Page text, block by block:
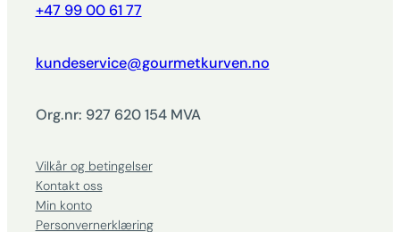
+47 99 00 61 77
kundeservice@gourmetkurven.no
Org.nr: 927 620 154 MVA
Vilkår og betingelser
Kontakt oss
Min konto
Personvernerklæring